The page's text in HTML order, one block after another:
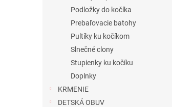
Podložky do kočíka
Prebaľovacie batohy
Pultíky ku kočíkom
Slnečné clony
Stupienky ku kočíku
Doplnky
KRMENIE
DETSKÁ OBUV